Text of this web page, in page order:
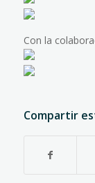
Con la
Compartir